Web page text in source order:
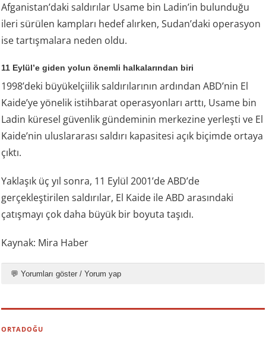
Afganistan’daki saldırılar Usame bin Ladin’in bulunduğu
ileri sürülen kampları hedef alırken, Sudan’daki operasyon
ise tartışmalara neden oldu.
11 Eylül’e giden yolun önemli halkalarından biri
1998’deki büyükelçiilik saldırılarının ardından ABD’nin El
Kaide’ye yönelik istihbarat operasyonları arttı, Usame bin
Ladin küresel güvenlik gündeminin merkezine yerleşti ve El
Kaide’nin uluslararası saldırı kapasitesi açık biçimde ortaya
çıktı.
Yaklaşık üç yıl sonra, 11 Eylül 2001’de ABD’de
gerçekleştirilen saldırılar, El Kaide ile ABD arasındaki
çatışmayı çok daha büyük bir boyuta taşıdı.
Kaynak: Mira Haber
💬 Yorumları göster / Yorum yap
ORTADOĞU